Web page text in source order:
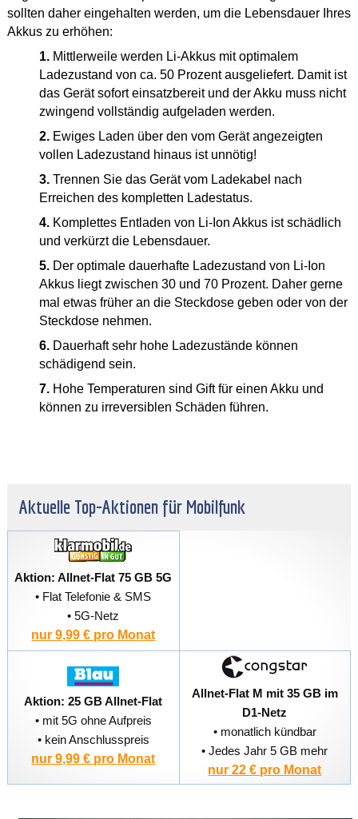
sollten daher eingehalten werden, um die Lebensdauer Ihres
Akkus zu erhöhen:
1.Mittlerweile werden Li-Akkus mit optimalem
Ladezustand von ca. 50 Prozent ausgeliefert. Damit ist
das Gerät sofort einsatzbereit und der Akku muss nicht
zwingend vollständig aufgeladen werden.
2.Ewiges Laden über den vom Gerät angezeigten
vollen Ladezustand hinaus ist unnötig!
3.Trennen Sie das Gerät vom Ladekabel nach
Erreichen des kompletten Ladestatus.
4.Komplettes Entladen von Li-Ion Akkus ist schädlich
und verkürzt die Lebensdauer.
5.Der optimale dauerhafte Ladezustand von Li-Ion
Akkus liegt zwischen 30 und 70 Prozent. Daher gerne
mal etwas früher an die Steckdose geben oder von der
Steckdose nehmen.
6.Dauerhaft sehr hohe Ladezustände können
schädigend sein.
7.Hohe Temperaturen sind Gift für einen Akku und
können zu irreversiblen Schäden führen.
Aktuelle Top-Aktionen für Mobilfunk
Aktion: Allnet-Flat 75 GB 5G
• Flat Telefonie & SMS
• 5G-Netz
nur 9,99 € pro Monat
Aktion: 25 GB Allnet-Flat
• mit 5G ohne Aufpreis
• kein Anschlusspreis
nur 9,99 € pro Monat
Allnet-Flat M mit 35 GB im
D1-Netz
• monatlich kündbar
• Jedes Jahr 5 GB mehr
nur 22 € pro Monat